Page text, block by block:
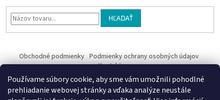
Používame súbory cookie, aby sme vám umožnili pohodlné
prehliadanie webovej stránky a vďaka analýze neustále
HĽADAŤ
Obchodné podmienky Podmienky ochrany osobných údajov
Kontakty
Obchodné podmienky